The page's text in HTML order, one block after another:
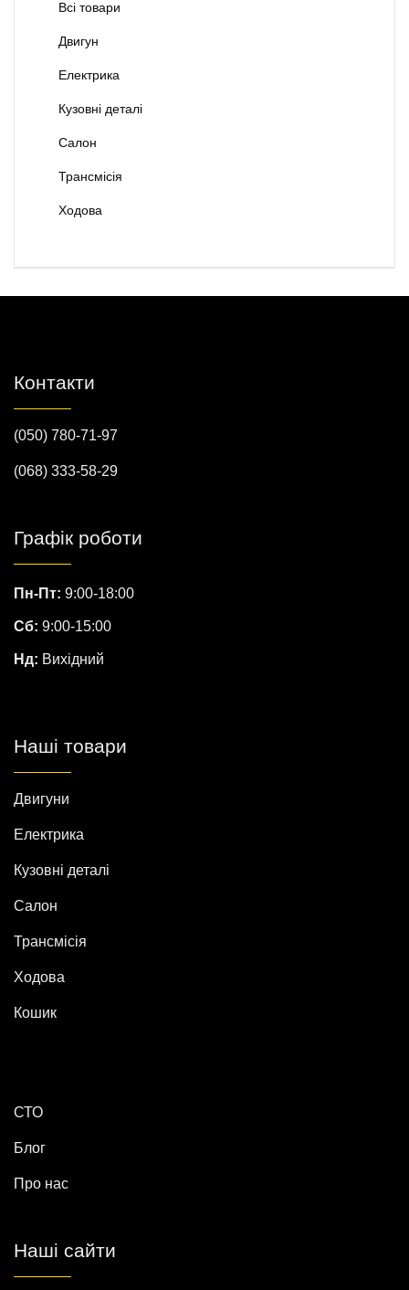
Всі товари
Двигун
Електрика
Кузовні деталі
Салон
Трансмісія
Ходова
Контакти
(050) 780-71-97
(068) 333-58-29
Графік роботи
Пн-Пт: 9:00-18:00
Сб: 9:00-15:00
Нд: Вихідний
Наші товари
Двигуни
Електрика
Кузовні деталі
Салон
Трансмісія
Ходова
Кошик
СТО
Блог
Про нас
Наші сайти